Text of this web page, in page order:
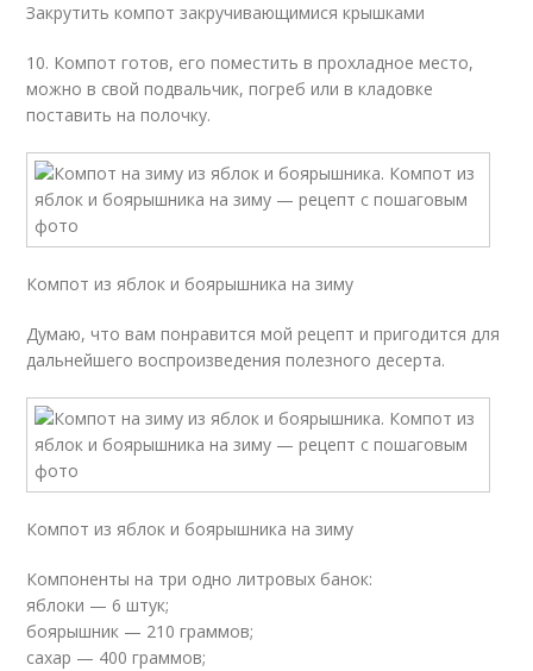
Закрутить компот закручивающимися крышками
10. Компот готов, его поместить в прохладное место,
можно в свой подвальчик, погреб или в кладовке
поставить на полочку.
Компот из яблок и боярышника на зиму
Думаю, что вам понравится мой рецепт и пригодится для
дальнейшего воспроизведения полезного десерта.
Компот из яблок и боярышника на зиму
Компоненты на три одно литровых банок:
яблоки — 6 штук;
боярышник — 210 граммов;
сахар — 400 граммов;